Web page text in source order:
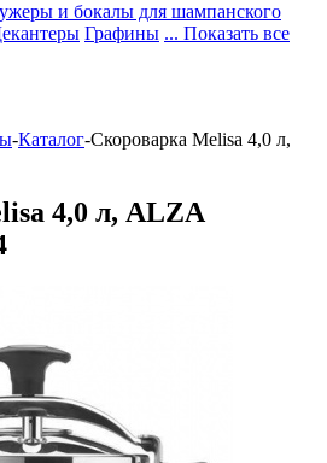
и бокалы для шампанского
Графины ... Показать все
-Каталог-Скороварка Melisa 4,0 л,
4,0 л, ALZA